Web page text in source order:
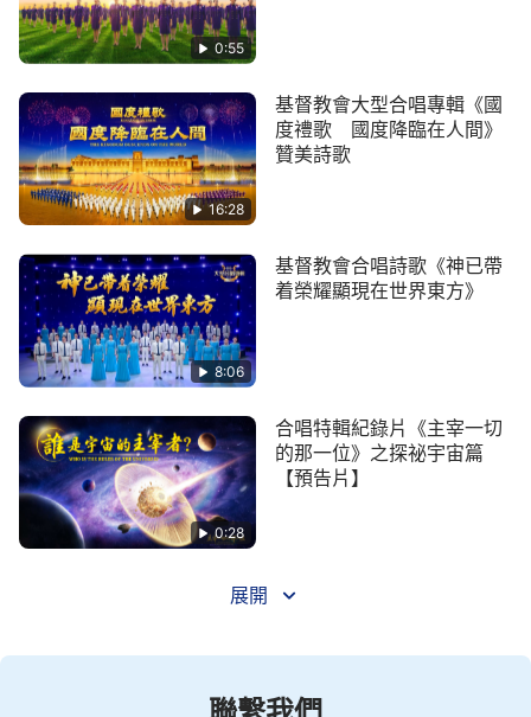
復甦之日，神親臨人間親臨人間，就在此之際，百花
怒放，百鳥齊鳴，萬物歡騰！百鳥齊鳴，萬物歡騰！
撒但的國在國度禮炮聲中倒下，在國度禮歌震動之下
被摧毀，永遠不會再起來！
2 地上之人，有誰敢起來抵擋？因著神降在地
上，隨之而來，神帶下了焚燒，帶下了烈怒，帶下了
國！天之上，白雲滾動、翻騰；天之下（天之下），
天之下（天之下），湖泊、河流之水在洶湧澎湃歡奏
著一首動人的舞曲。棲息的動物從洞穴出來，在睡夢
中的萬民被神喚醒，萬民所等待的一日終於來到終於
來到！他們把最美的歌兒把最美的歌兒獻給了神！獻
給了神！獻給了神！
0:55
16:28
基督教會大型合唱專輯《國
度禮歌 國度降臨在人間》
贊美詩歌
8:06
基督教會合唱詩歌《神已帶
着榮耀顯現在世界東方》
0:28
合唱特輯紀錄片《主宰一切
的那一位》之探祕宇宙篇
【預告片】
展開